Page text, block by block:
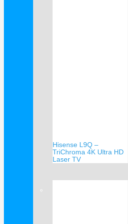
Hisense L9Q –
TriChroma 4K Ultra HD
Laser TV